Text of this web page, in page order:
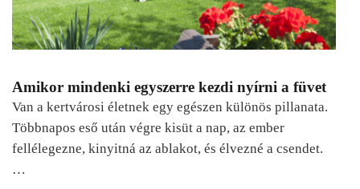
Amikor mindenki egyszerre kezdi nyírni a füvet
Van a kertvárosi életnek egy egészen különös pillanata.
Többnapos eső után végre kisüt a nap, az ember
fellélegezne, kinyitná az ablakot, és élvezné a csendet.
…